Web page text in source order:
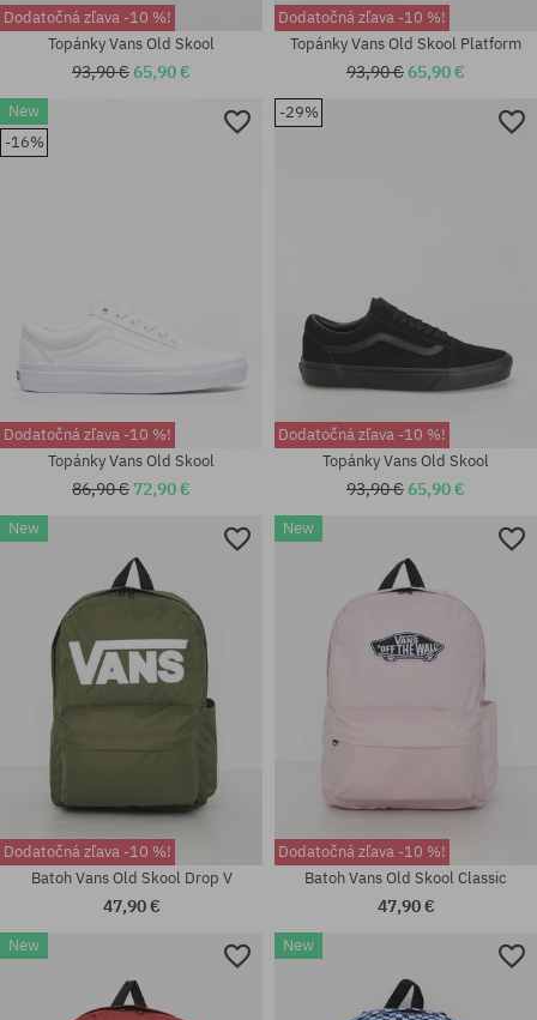
Dostupné veľkosti:
36.5; 37; 38; 38.5; 39; 40; 40.5;
Dostupné veľkosti:
36.5; 37; 38; 39; 40; 40.5; 41;
Dostupné veľkosti:
38.5; 41; 42.5
Dodatočná zľava -10 %!
Topánky Vans Old Skool
93,90 €65,90 €
Dostupné veľkosti:
36.5; 38; 39; 41
Dodatočná zľava -10 %!
Topánky Vans Old Skool Platform
93,90 €65,90 €
New
-16%
Dostupné veľkosti:
37; 38; 38.5; 39; 40; 40.5; 41;
42; 42.5; 43; 44; 44.5; 45; 46;
Dodatočná zľava -10 %!
Topánky Vans Old Skool
86,90 € 72,90 €
-29%
Dostupné veľkosti:
Dodatočná zľava -10 %!
Topánky Vans Old Skool
93,90 €65,90 €
New
Dodatočná zľava -10 %!
Batoh Vans Old Skool Drop V
47,90 €
New
Dodatočná zľava -10 %!
Batoh Vans Old Skool Classic
47,90 €
New New